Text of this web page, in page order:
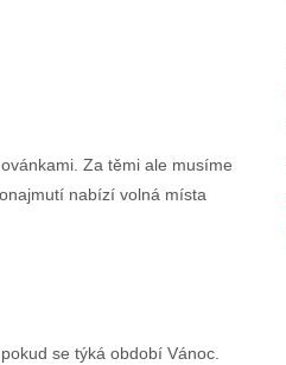
Za těmi ale musíme
nabízí volná místa
se týká období Vánoc.